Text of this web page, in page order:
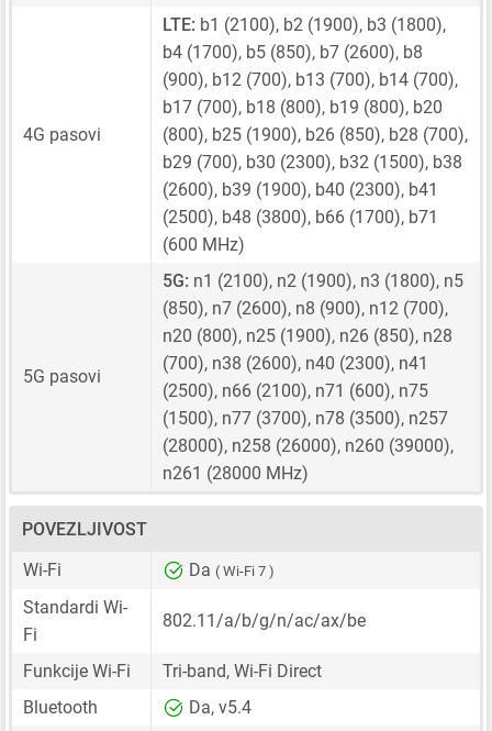
4G pasovi
LTE: b1 (2100), b2 (1900), b3 (1800),
b4 (1700), b5 (850), b7 (2600), b8
(900), b12 (700), b13 (700), b14 (700),
b17 (700), b18 (800), b19 (800), b20
(800), b25 (1900), b26 (850), b28 (700),
b29 (700), b30 (2300), b32 (1500), b38
(2600), b39 (1900), b40 (2300), b41
(2500), b48 (3800), b66 (1700), b71
(600 MHz)
5G pasovi
5G: n1 (2100), n2 (1900), n3 (1800), n5
(850), n7 (2600), n8 (900), n12 (700),
n20 (800), n25 (1900), n26 (850), n28
(700), n38 (2600), n40 (2300), n41
(2500), n66 (2100), n71 (600), n75
(1500), n77 (3700), n78 (3500), n257
(28000), n258 (26000), n260 (39000),
n261 (28000 MHz)
POVEZLJIVOST
Wi-Fi
Da ( Wi-Fi 7 )
Standardi Wi-
Fi
802.11/a/b/g/n/ac/ax/be
Funkcije Wi-Fi
Tri-band, Wi-Fi Direct
Bluetooth
Da, v5.4